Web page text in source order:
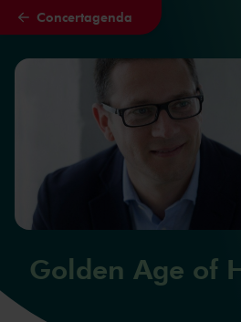
Naar hoofdcontent
Concertagenda
Golden Age of